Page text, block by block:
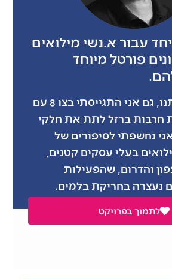
עבור א.נשי מילואים
פורטל מיוחד
כמו הרבה מאתנו, גם אני התגייסתי בצו 8 עם
חרבות ברזל לתת את חלקי
נחשפתי לסיפורים של
בעלי עסקים קטנים,
והדרום, שהפעילות
נעצרה בחריקת בלמים.
לתמוך בפרויקט